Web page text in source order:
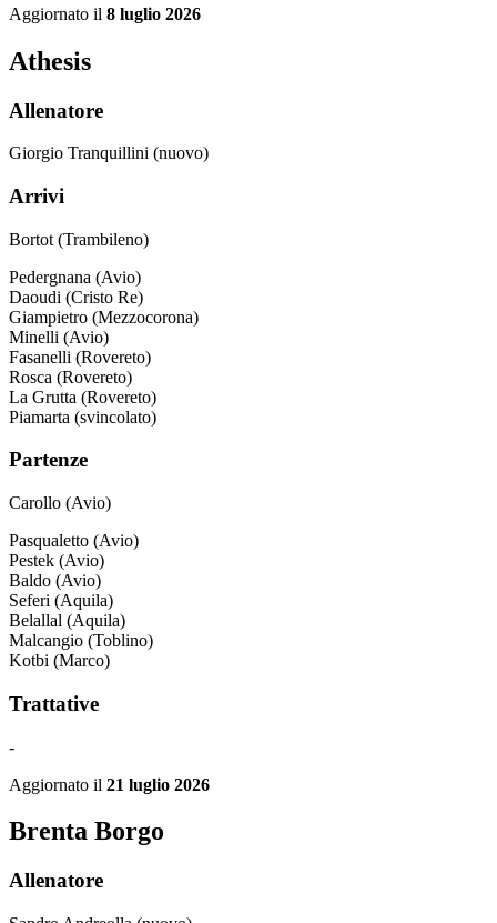
Aggiornato il 8 luglio 2026
Athesis
Allenatore
Giorgio Tranquillini (nuovo)
Arrivi
Bortot (Trambileno)
Pedergnana (Avio)
Daoudi (Cristo Re)
Giampietro (Mezzocorona)
Minelli (Avio)
Fasanelli (Rovereto)
Rosca (Rovereto)
La Grutta (Rovereto)
Piamarta (svincolato)
Partenze
Carollo (Avio)
Pasqualetto (Avio)
Pestek (Avio)
Baldo (Avio)
Seferi (Aquila)
Belallal (Aquila)
Malcangio (Toblino)
Kotbi (Marco)
Trattative
-
Aggiornato il 21 luglio 2026
Brenta Borgo
Allenatore